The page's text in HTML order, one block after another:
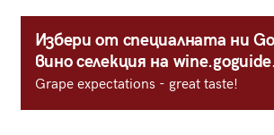
Избери от специалната ни
вино селекция на
Grape expectations - great taste!